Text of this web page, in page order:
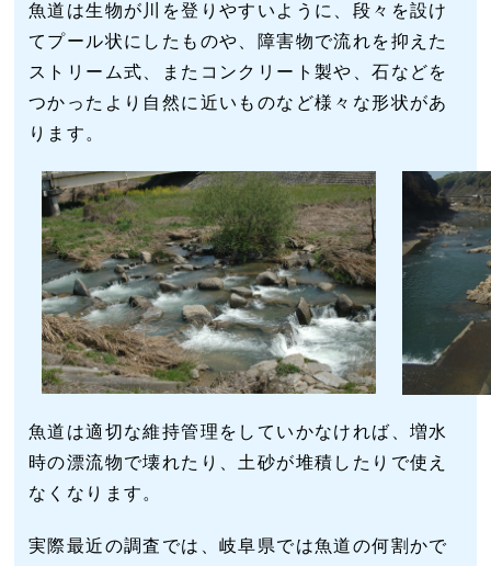
魚道は生物が川を登りやすいように、段々を設け
てプール状にしたものや、障害物で流れを抑えた
ストリーム式、またコンクリート製や、石などを
つかったより自然に近いものなど様々な形状があ
ります。
魚道は適切な維持管理をしていかなければ、増水
時の漂流物で壊れたり、土砂が堆積したりで使え
なくなります。
実際最近の調査では、岐阜県では魚道の何割かで